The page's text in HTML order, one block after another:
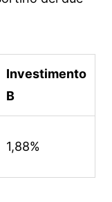
Investimento
B
1,88%